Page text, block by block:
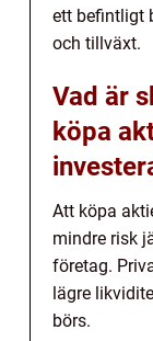
ett befintligt
och tillväxt.
Vad är
köpa
Att köpa
mindre risk
företag.
lägre
börs.